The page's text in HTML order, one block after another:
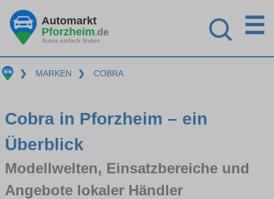
Automarkt
Pforzheim.de
Autos einfach finden
☰
❯ MARKEN ❯ COBRA
Cobra in Pforzheim – ein
Überblick
Modellwelten, Einsatzbereiche und
Angebote lokaler Händler